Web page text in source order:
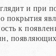
и при
покрытия
к